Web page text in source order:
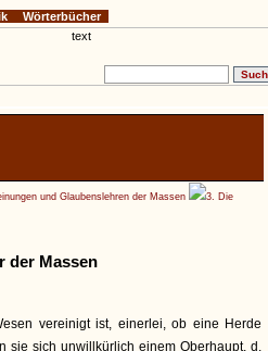
und Glaubenslehren der Massen
3. Die
der Massen
vereinigt ist, einerlei, ob eine Herde
sie sich unwillkürlich einem Oberhaupt, d.
Wörterbücher